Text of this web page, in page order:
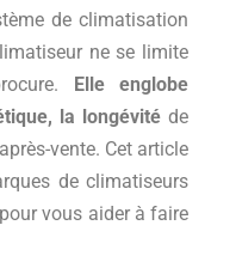
de climatisation
ne se limite
Elle englobe
la longévité de
vente. Cet article
de climatiseurs
vous aider à faire